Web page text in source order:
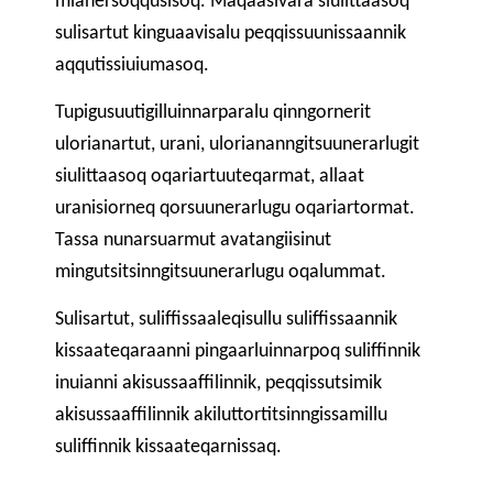
sulisartut kinguaavisalu peqqissuunissaannik
aqqutissiuiumasoq.
Tupigusuutigilluinnarparalu qinngornerit
ulorianartut, urani, uloriananngitsuunerarlugit
siulittaasoq oqariartuuteqarmat, allaat
uranisiorneq qorsuunerarlugu oqariartormat.
Tassa nunarsuarmut avatangiisinut
mingutsitsinngitsuunerarlugu oqalummat.
Sulisartut, suliffissaaleqisullu suliffissaannik
kissaateqaraanni pingaarluinnarpoq suliffinnik
inuianni akisussaaffilinnik, peqqissutsimik
akisussaaffilinnik akiluttortitsinngissamillu
suliffinnik kissaateqarnissaq.